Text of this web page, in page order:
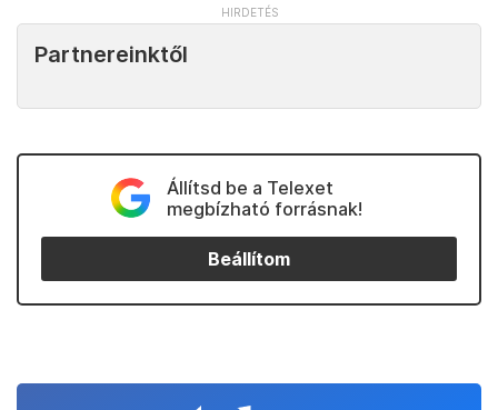
Partnereinktől
Állítsd be a Telexet
megbízható forrásnak!
Beállítom